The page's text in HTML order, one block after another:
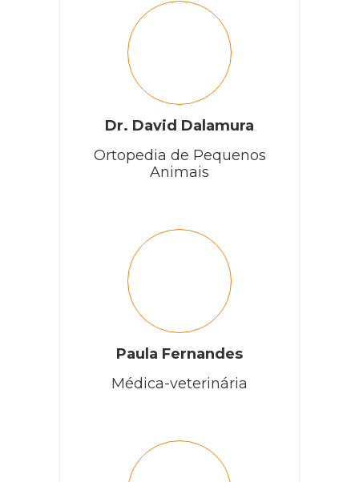
Dr. David Dalamura
Ortopedia de Pequenos
Animais
Paula Fernandes
Médica-veterinária